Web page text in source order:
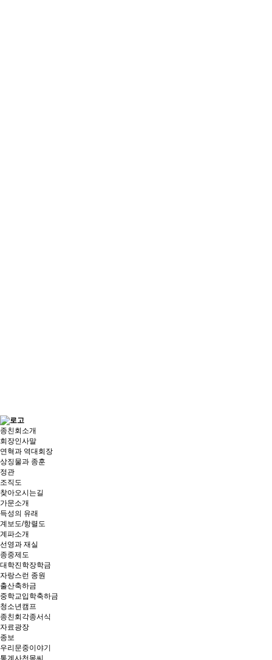
종친회소개
회장인사말
연혁과 역대회장
상징물과 종훈
정관
조직도
찾아오시는길
가문소개
득성의 유래
계보도/항렬도
계파소개
선영과 재실
종중제도
대학진학장학금
자랑스런 종원
출산축하금
중학교입학축하금
청소년캠프
종친회각종서식
자료광장
종보
우리문중이야기
통계사천목씨